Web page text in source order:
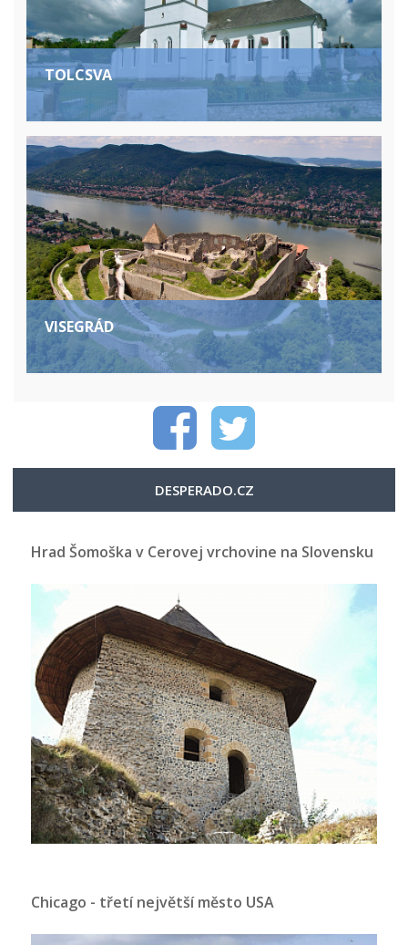
TOLCSVA
VISEGRÁD
DESPERADO.CZ
Hrad Šomoška v Cerovej vrchovine na Slovensku
Chicago - třetí největší město USA